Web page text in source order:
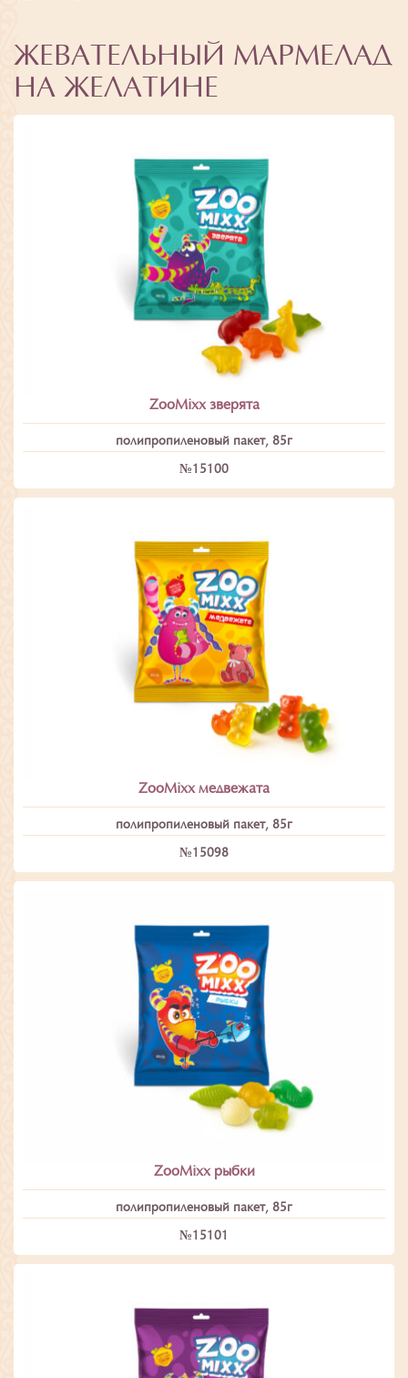
ЖЕВАТЕЛЬНЫЙ МАРМЕЛАД
НА ЖЕЛАТИНЕ
ZooMixx зверята
полипропиленовый пакет, 85г
№15100
ZooMixx медвежата
полипропиленовый пакет, 85г
№15098
ZooMixx рыбки
полипропиленовый пакет, 85г
№15101